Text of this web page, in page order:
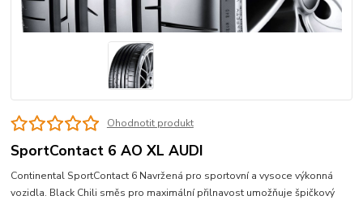
Ohodnotit produkt
SportContact 6 AO XL AUDI
Continental SportContact 6 Navržená pro sportovní a vysoce výkonná
vozidla. Black Chili směs pro maximální přilnavost umožňuje špičkový